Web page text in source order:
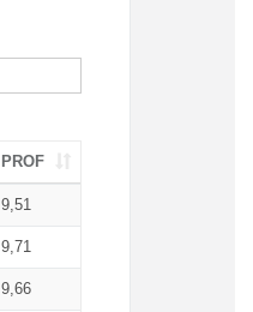
PROF
9,51
9,71
9,66